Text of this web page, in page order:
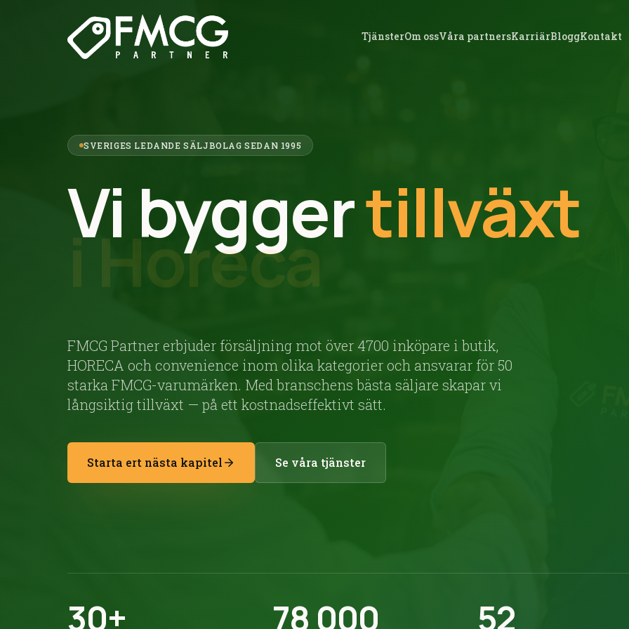
TjänsterOm ossVåra partnersKarriärBloggKontakt
SVERIGES LEDANDE SÄLJBOLAG SEDAN 1995
Vi byggertillväxt
i trafikbutiker
FMCG Partner erbjuder försäljning mot över 4700 inköpare i butik,
HORECA och convenience inom olika kategorier och ansvarar för 50
starka FMCG-varumärken. Med branschens bästa säljare skapar vi
långsiktig tillväxt — på ett kostnadseffektivt sätt.
Starta ert nästa kapitel Se våra tjänster
30+ 78 000 52